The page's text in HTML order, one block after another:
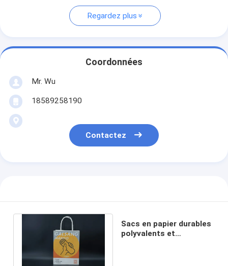
Regardez plus
Coordonnées
Mr. Wu
18589258190
Contactez
Sacs en papier durables
polyvalents et